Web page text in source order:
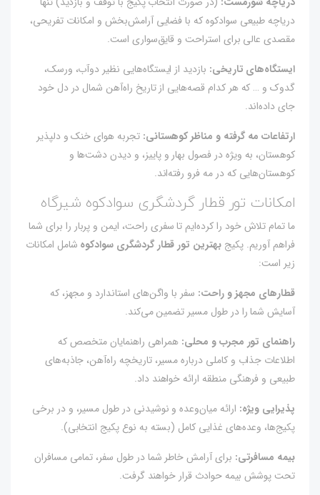
دریاچه طبیعی سوادکوه که با فضایی آرامش‌بخش و امکانات تفریحی،
مقصدی عالی برای استراحت و قایق‌سواری است.
ایستگاه‌های تاریخی: بازدید از ایستگاه‌هایی نظیر دوآب، ورسک،
گدوک و … که هر کدام قصه‌هایی از تاریخ راه‌آهن شمال در دل خود
جای داده‌اند.
ارتفاعات مه گرفته و مناظر کوهستانی: تجربه هوای خنک و دلپذیر
کوهستان، به ویژه در فصول بهار و پاییز، و دیدن دشت‌ها و
کوهستان‌هایی که در مه فرو رفته‌اند.
امکانات تور قطار گردشگری سوادکوه شیرگاه
ما تمام تلاش خود را کرده‌ایم تا سفری راحت، ایمن و پربار را برای شما
فراهم آوریم. پکیجبهترین تور قطار گردشگری سوادکوه شامل امکانات
زیر است:
قطارهای مجهز و راحت: سفر با واگن‌های استاندارد و مجهز، که
آسایش شما را در طول مسیر تضمین می‌کند.
راهنمای تور مجرب و محلی: همراهی راهنمایان متخصص که
اطلاعات جذاب و کاملی درباره مسیر، تاریخچه راه‌آهن، جاذبه‌های
طبیعی و فرهنگی منطقه ارائه خواهند داد.
پذیرایی ویژه: ارائه میان‌وعده و نوشیدنی در طول مسیر، و در برخی
پکیج‌ها، وعده‌های غذایی کامل (بسته به نوع پکیج انتخابی).
بیمه مسافرتی: برای آرامش خاطر شما در طول سفر، تمامی مسافران
تحت پوشش بیمه حوادث قرار خواهند گرفت.